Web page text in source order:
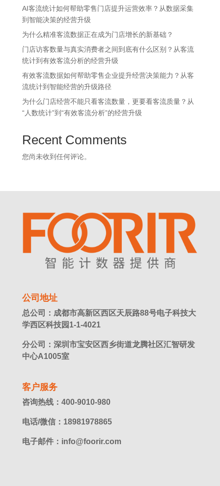
AI客流统计如何帮助零售门店提升运营效率？从数据采集
到智能决策的经营升级
为什么精准客流数据正在成为门店增长的新基础？
门店访客数量与真实消费者之间到底有什么区别？从客流
统计到有效客流分析的经营升级
有效客流数据如何帮助零售企业提升经营决策能力？从客
流统计到智能经营的升级路径
为什么门店经营不能只看客流数量，更要看客流质量？从
“人数统计”到“有效客流分析”的经营升级
Recent Comments
您尚未收到任何评论。
公司地址
总公司：成都市高新区西区天辰路88号电子科技大
学西区科技园1-1-4021
分公司：深圳市宝安区西乡街道龙腾社区汇智研发
中心A1005室
客户服务
咨询热线：400-9010-980
电话/微信：18981978865
电子邮件：info@foorir.com